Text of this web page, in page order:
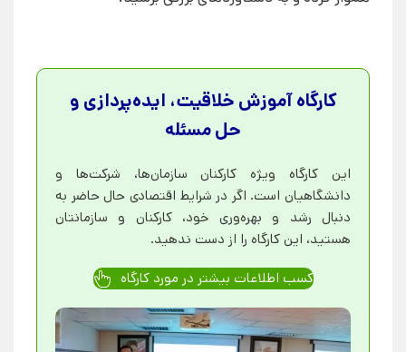
کارگاه آموزش خلاقیت، ایده‌پردازی و
حل مسئله
این کارگاه ویژه کارکنان سازمان‌ها، شرکت‌ها و
دانشگاهیان است. اگر در شرایط اقتصادی حال حاضر به
دنبال رشد و بهره‌وری خود، کارکنان و سازمانتان
هستید، این کارگاه را از دست ندهید.
کسب اطلاعات بیشتر در مورد کارگاه